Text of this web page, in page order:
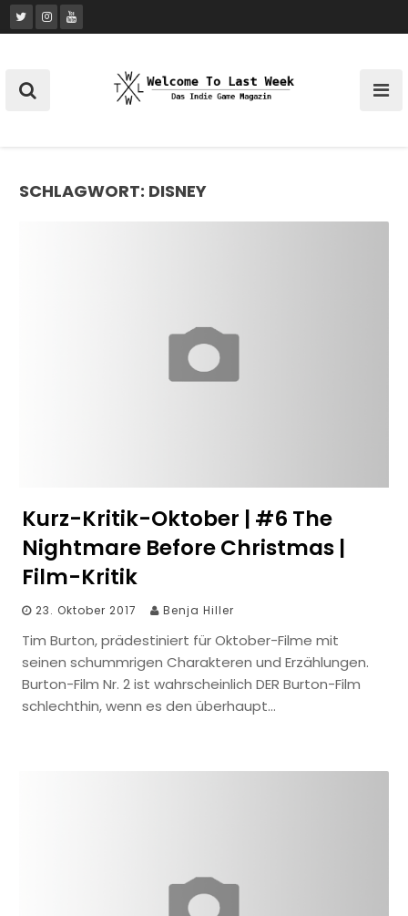
Skip
to
SCHLAGWORT: DISNEY
Kurz-Kritik-Oktober | #6 The
Nightmare Before Christmas |
Film-Kritik
23. Oktober 2017 Benja Hiller
Tim Burton, prädestiniert für Oktober-Filme mit
seinen schummrigen Charakteren und Erzählungen.
Burton-Film Nr. 2 ist wahrscheinlich DER Burton-Film
schlechthin, wenn es den überhaupt…